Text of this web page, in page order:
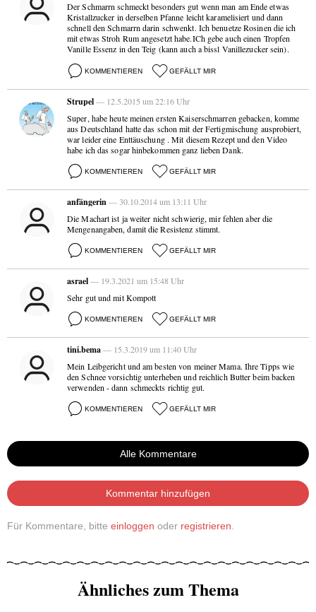
Der Schmarrn schmeckt besonders gut wenn man am Ende etwas
Kristallzucker in derselben Pfanne leicht karamelisiert und dann
schnell den Schmarrn darin schwenkt. Ich benuetze Rosinen die ich
mit etwas Stroh Rum angesetzt habe.ICh gebe auch einen Tropfen
Vanille Essenz in den Teig (kann auch a bissl Vanillezucker sein).
KOMMENTIEREN GEFÄLLT MIR
Strupel— 12.5.2015 um 22:16 Uhr
Super, habe heute meinen ersten Kaiserschmarren gebacken, komme
aus Deutschland hatte das schon mit der Fertigmischung ausprobiert,
war leider eine Enttäuschung . Mit diesem Rezept und den Video
habe ich das sogar hinbekommen ganz lieben Dank.
KOMMENTIEREN GEFÄLLT MIR
anfängerin— 30.10.2014 um 13:11 Uhr
Die Machart ist ja weiter nicht schwierig, mir fehlen aber die
Mengenangaben, damit die Resistenz stimmt.
KOMMENTIEREN GEFÄLLT MIR
asrael— 19.3.2021 um 15:48 Uhr
Sehr gut und mit Kompott
KOMMENTIEREN GEFÄLLT MIR
tini.bema— 15.3.2019 um 11:40 Uhr
Mein Leibgericht und am besten von meiner Mama. Ihre Tipps wie
den Schnee vorsichtig unterheben und reichlich Butter beim backen
verwenden - dann schmeckts richtig gut.
KOMMENTIEREN GEFÄLLT MIR
Alle Kommentare
Kommentar hinzufügen
Für Kommentare, bitte einloggen oder registrieren
Ähnliches zum Thema